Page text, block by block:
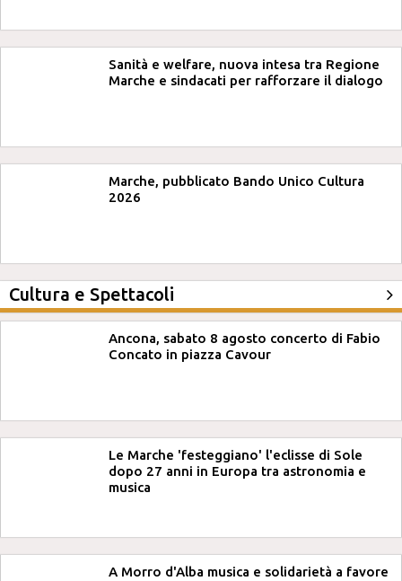
Sanità e welfare, nuova intesa tra Regione
Marche e sindacati per rafforzare il dialogo
Marche, pubblicato Bando Unico Cultura
2026
Cultura e Spettacoli
Ancona, sabato 8 agosto concerto di Fabio
Concato in piazza Cavour
Le Marche 'festeggiano' l'eclisse di Sole
dopo 27 anni in Europa tra astronomia e
musica
A Morro d'Alba musica e solidarietà a favore